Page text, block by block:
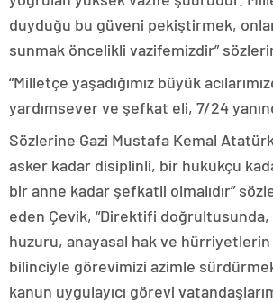
duyduğu bu güveni pekiştirmek,
sunmak öncelikli vazifemizdir”
“Milletçe yaşadığımız büyük
yardımsever ve şefkat eli, 7/24
Sözlerine Gazi Mustafa Kemal
asker kadar disiplinli, bir hukukçu
bir anne kadar şefkatli olmalıdır”
eden Çevik, “Direktifi
huzuru, anayasal hak ve
bilinciyle görevimizi azimle
kanun uygulayıcı görevi